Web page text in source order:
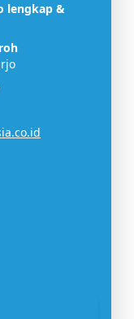
lengkap &